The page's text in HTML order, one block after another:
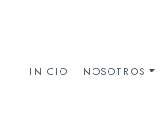
INICIO NOSOTROS